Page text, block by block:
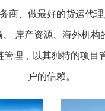
商、做最好的货运代
岸产资源、海外机构
管理，以其独特的项目
户的信赖。